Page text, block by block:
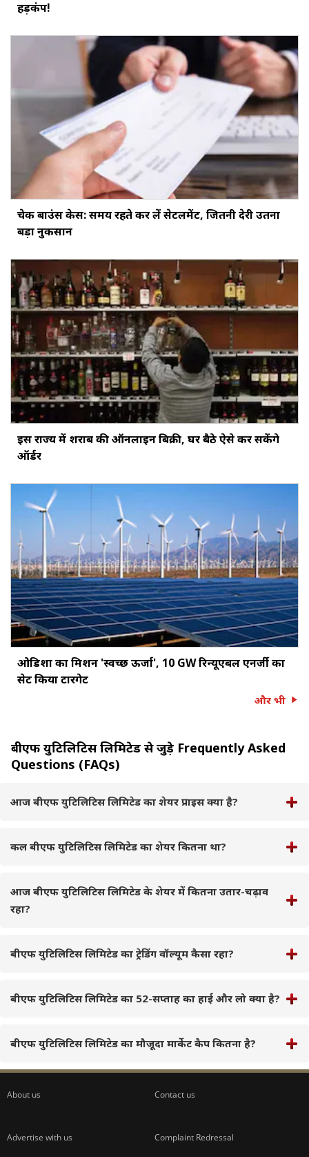
हड़कंप!
चेक बाउंस केस: समय रहते कर लें सेटलमेंट, जितनी देरी उतना
बड़ा नुकसान
इस राज्य में शराब की ऑनलाइन बिक्री, घर बैठे ऐसे कर सकेंगे
ऑर्डर
ओडिशा का मिशन 'स्वच्छ ऊर्जा', 10 GW रिन्यूएबल एनर्जी का
सेट किया टारगेट
और भी
बीएफ युटिलिटिस लिमिटेड से जुड़े Frequently Asked
Questions (FAQs)
आज बीएफ युटिलिटिस लिमिटेड का शेयर प्राइस क्या है?
कल बीएफ युटिलिटिस लिमिटेड का शेयर कितना था?
आज बीएफ युटिलिटिस लिमिटेड के शेयर में कितना उतार-चढ़ाव
रहा?
बीएफ युटिलिटिस लिमिटेड का ट्रेडिंग वॉल्यूम कैसा रहा?
बीएफ युटिलिटिस लिमिटेड का 52-सप्ताह का हाई और लो क्या है?
बीएफ युटिलिटिस लिमिटेड का मौजूदा मार्केट कैप कितना है?
About us Contact us
Advertise with us Complaint Redressal